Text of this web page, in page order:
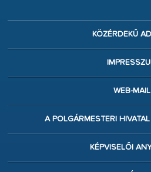
KÖZÉRDEKŰ
WEB-MAIL
A POLGÁRMESTERI
KÉPVISELŐI